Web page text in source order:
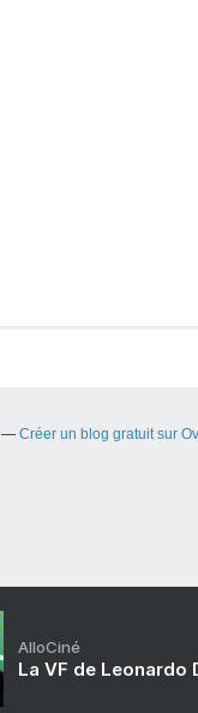
Créer un blog gratuit sur
AlloCiné
La VF de Leonardo